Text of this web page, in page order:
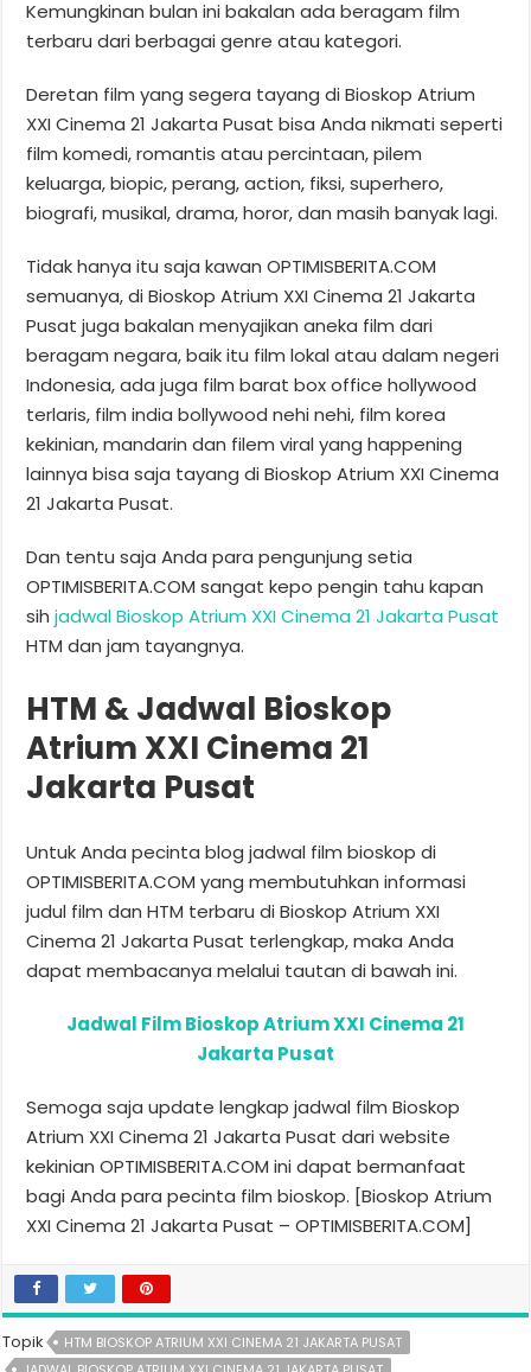
Kemungkinan bulan ini bakalan ada beragam film
terbaru dari berbagai genre atau kategori.
Deretan film yang segera tayang di Bioskop Atrium
XXI Cinema 21 Jakarta Pusat bisa Anda nikmati seperti
film komedi, romantis atau percintaan, pilem
keluarga, biopic, perang, action, fiksi, superhero,
biografi, musikal, drama, horor, dan masih banyak lagi.
Tidak hanya itu saja kawan OPTIMISBERITA.COM
semuanya, di Bioskop Atrium XXI Cinema 21 Jakarta
Pusat juga bakalan menyajikan aneka film dari
beragam negara, baik itu film lokal atau dalam negeri
Indonesia, ada juga film barat box office hollywood
terlaris, film india bollywood nehi nehi, film korea
kekinian, mandarin dan filem viral yang happening
lainnya bisa saja tayang di Bioskop Atrium XXI Cinema
21 Jakarta Pusat.
Dan tentu saja Anda para pengunjung setia
OPTIMISBERITA.COM sangat kepo pengin tahu kapan
sihjadwal Bioskop Atrium XXI Cinema 21 Jakarta Pusat
HTM dan jam tayangnya.
HTM & Jadwal Bioskop
Atrium XXI Cinema 21
Jakarta Pusat
Untuk Anda pecinta blog jadwal film bioskop di
OPTIMISBERITA.COM yang membutuhkan informasi
judul film dan HTM terbaru di Bioskop Atrium XXI
Cinema 21 Jakarta Pusat terlengkap, maka Anda
dapat membacanya melalui tautan di bawah ini.
Jadwal Film Bioskop Atrium XXI Cinema 21
Jakarta Pusat
Semoga saja update lengkap jadwal film Bioskop
Atrium XXI Cinema 21 Jakarta Pusat dari website
kekinian OPTIMISBERITA.COM ini dapat bermanfaat
bagi Anda para pecinta film bioskop. [Bioskop Atrium
XXI Cinema 21 Jakarta Pusat – OPTIMISBERITA.COM]
Topik
HTM BIOSKOP ATRIUM XXI CINEMA 21 JAKARTA PUSAT